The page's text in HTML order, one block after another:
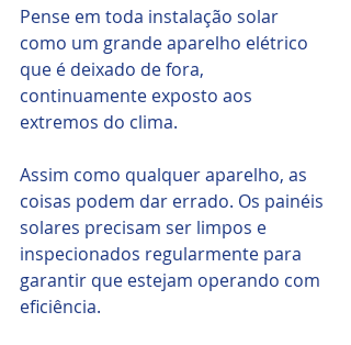
Pense em toda instalação solar
como um grande aparelho elétrico
que é deixado de fora,
continuamente exposto aos
extremos do clima.
Assim como qualquer aparelho, as
coisas podem dar errado. Os painéis
solares precisam ser limpos e
inspecionados regularmente para
garantir que estejam operando com
eficiência.